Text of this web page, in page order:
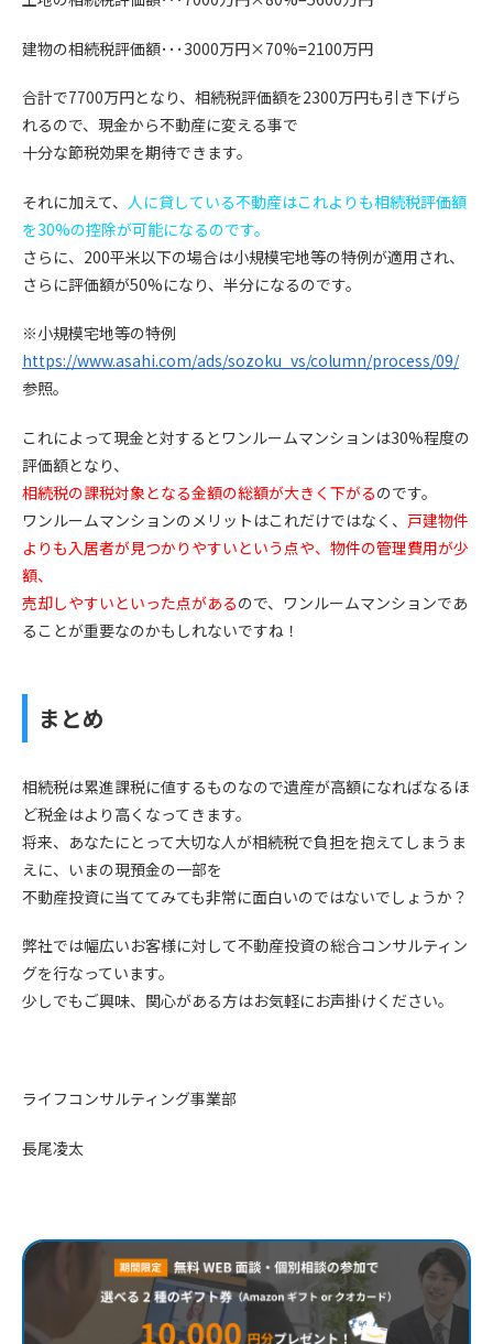
建物の相続税評価額･･･ 3000万円×70%=2100万円
合計で7700万円となり、相続税評価額を2300万円も引き下げら
れるので、現金から不動産に変える事で
十分な節税効果を期待できます。
それに加えて、 人に貸している不動産はこれよりも相続税評価額
を30%の控除が可能になるのです。
さらに、 200平米以下の場合は小規模宅地等の特例が適用され、
さらに評価額が50%になり、半分になるのです。
※小規模宅地等の特例
https://www.asahi.com/ads/sozoku_vs/column/process/09/
参照。
これによって現金と対するとワンルームマンションは30%程度の
評価額となり、
相続税の課税対象となる金額の総額が大きく下がるのです。
ワンルームマンションのメリットはこれだけではなく、 戸建物件
よりも入居者が見つかりやすいという点や、物件の管理費用が少
額、
売却しやすいといった点があるので、ワンルームマンションであ
ることが重要なのかもしれないですね！
まとめ
相続税は累進課税に値するものなので遺産が高額になればなるほ
ど税金はより高くなってきます。
将来、あなたにとって大切な人が相続税で負担を抱えてしまうま
えに、いまの現預金の一部を
不動産投資に当ててみても非常に面白いのではないでしょうか？
弊社では幅広いお客様に対して不動産投資の総合コンサルティン
グを行なっています。
少しでもご興味、関心がある方はお気軽にお声掛けください。
ライフコンサルティング事業部
長尾凌太